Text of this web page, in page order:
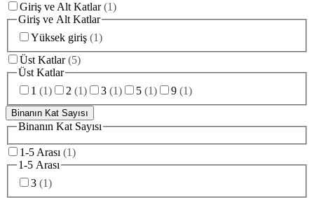
Giriş ve Alt Katlar (1)
Giriş ve Alt Katlar
Yüksek giriş (1)
Üst Katlar (5)
Üst Katlar
1 (1) 2 (1) 3 (1) 5 (1) 9 (1)
Binanın Kat Sayısı
Binanın Kat Sayısı
1-5 Arası (1)
1-5 Arası
3 (1)